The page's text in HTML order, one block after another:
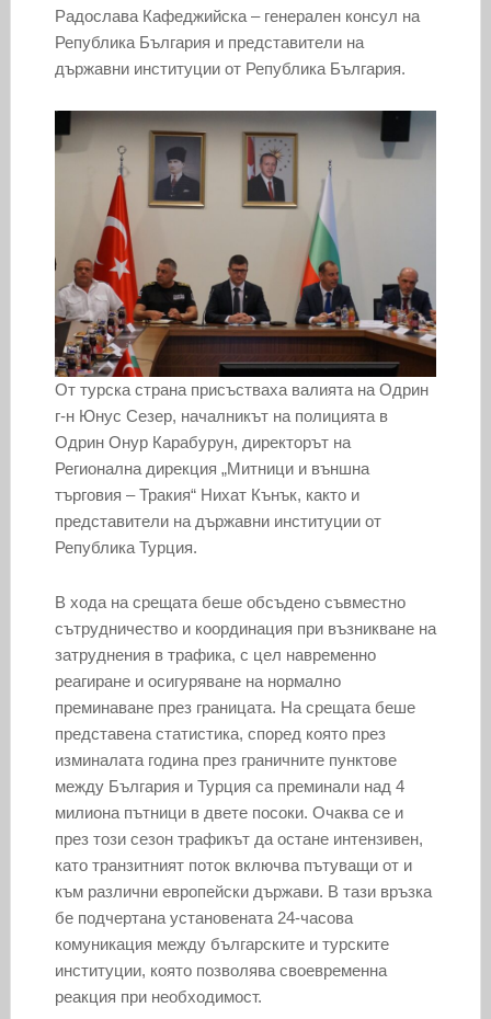
Радослава Кафеджийска – генерален консул на
Република България и представители на
държавни институции от Република България.
От турска страна присъстваха валията на Одрин
г-н Юнус Сезер, началникът на полицията в
Одрин Онур Карабурун, директорът на
Регионална дирекция „Митници и външна
търговия – Тракия“ Нихат Кънък, както и
представители на държавни институции от
Република Турция.
В хода на срещата беше обсъдено съвместно
сътрудничество и координация при възникване на
затруднения в трафика, с цел навременно
реагиране и осигуряване на нормално
преминаване през границата. На срещата беше
представена статистика, според която през
изминалата година през граничните пунктове
между България и Турция са преминали над 4
милиона пътници в двете посоки. Очаква се и
през този сезон трафикът да остане интензивен,
като транзитният поток включва пътуващи от и
към различни европейски държави. В тази връзка
бе подчертана установената 24-часова
комуникация между българските и турските
институции, която позволява своевременна
реакция при необходимост.